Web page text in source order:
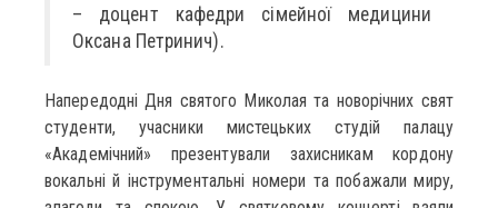
– доцент кафедри сімейної медицини
Оксана Петринич).
Напередодні Дня святого Миколая та новорічних свят
студенти, учасники мистецьких студій палацу
«Академічний» презентували захисникам кордону
вокальні й інструментальні номери та побажали миру,